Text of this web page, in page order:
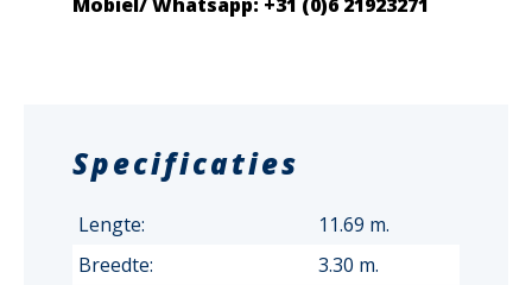
Specificaties
Lengte:
11.69 m.
Breedte:
3.30 m.